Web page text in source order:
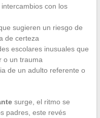
con los
sugieren un riesgo de
de certeza
escolares inusuales que
o un trauma
de un adulto referente o
surge, el ritmo se
padres, este revés